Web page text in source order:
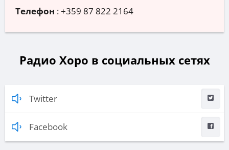
Телефон :+359 87 822 2164
Радио Хоро в социальных сетях
Twitter
Facebook